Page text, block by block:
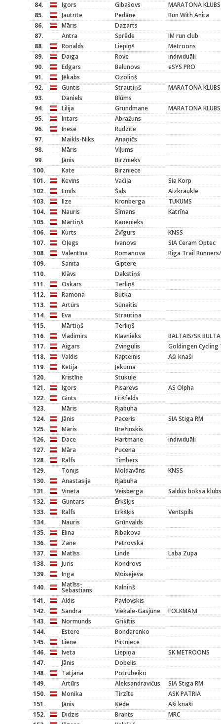
84.
Igors Gibašovs
MARATONA KLUBS
85.
Jautrīte Pedāne
Run With Anita
86.
Māris
Dazarts
87.
Antra Sprēde
IM run club
88.
Ronalds Liepiņš
Metroons
89.
Daiga Rove
individuāli
90.
Edgars Balunovs
eSYS PRO
91.
Jēkabs
Ozoliņš
92.
Guntis Strautiņš
MARATONA KLUBS
93.
Daniels
Blūms
94.
Lilija Grundmane
MARATONA KLUBS
95.
Intars
Abražuns
96.
Inese
Rudzīte
97.
Maikls-Niks
Anaņičs
98.
Māris
Viļums
99.
Jānis
Birznieks
100.
Kate
Birzniece
101.
Kevins Vačiļa
Sia Korp
102.
Emīls Šals
Aizkraukle
103.
Ilze Kronberga
TUKUMS
104.
Nauris Šīmans
Katrīna
105.
Mārtiņš
Kanenieks
106.
Kurts Žvīgurs
KNSS
107.
Oļegs Ivanovs
SIA Ceram Optec
108.
Valentīna Romanova
Riga Trail
109.
Sanita
Giptere
110.
Klāvs
Dakstiņš
111.
Oskars
Terliņš
112.
Ramona
Butka
113.
Artūrs
Sūnaitis
114.
Eva
Strautiņa
115.
Mārtiņš
Terliņš
116.
Vladimirs Kļavnieks
BALTAIS/SK BULTA
117.
Aigars Zvingulis
Goldingen Cycling
118.
Valdis Kapteinis
Aši knaši
119.
Ketija
Jekuma
120.
Kristīne
Stukule
121.
Igors Pisarevs
AS Olpha
122.
Gints
Frišfelds
123.
Māris
Rjabuha
124.
Jānis Paceris
SIA Stiga RM
125.
Māris
Brežinskis
126.
Dace Hartmane
individuāli
127.
Māra
Pucena
128.
Ralfs
Timbers
129.
Tonijs Moldavāns
KNSS
130.
Anastasija
Rjabuha
131.
Vineta Veisberga
Saldus boksa klubs
132.
Guntars
Ērkšķis
133.
Ralfs Erkšķis
Ventspils
134.
Nauris
Grūnvalds
135.
Elina
Ribakova
136.
Zane
Petrovska
137.
Matīss Linde
Laba Zupa
138.
Juris
Kondrovs
139.
Inga
Moisejeva
140.
Matīss-
Sebastians
Kalniņš
141.
Aldis
Pavlovskis
142.
Sandra Viekale-Gasjūne
FOLKMAŅI
143.
Normunds
Griķītis
144.
Estere
Bondarenko
145.
Liene
Pirtniece
146.
Iveta Liepiņa
SK METROONS
147.
Jānis
Dobelis
148.
Tatjana
Potrubeiko
149.
Artūrs Aleksandravičus
SIA Stiga RM
150.
Monika Tirzīte
ASK PATRIA
151.
Jānis Ķēde
Aši knaši
152.
Didzis Brants
MRC